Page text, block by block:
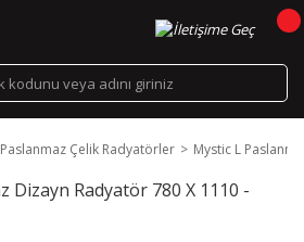
Paslanmaz Çelik Radyatörler Mystic L